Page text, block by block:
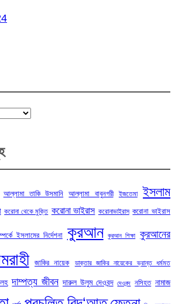
আল্লামা তাকি উসমানি আল্লামা বাবুনগরী ইজতেমা ইসলাম
করোনা থেকে মুক্তি করোনা ভাইরাস করোনাভাইরাস করোনা ভাইরাস
ইসলামের নির্দেশনা কুরআন কুরআন শিক্ষা কুরআনের
জাকির নায়েক ডাক্তার জাকির নায়েকের ভ্রান্ত ধর্মমত
দাম্পত্য জীবন দারুল উলুম দেওবন্দ দেওবন্দ নসিহত নামাজ